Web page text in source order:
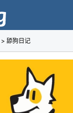
> 舔狗日记